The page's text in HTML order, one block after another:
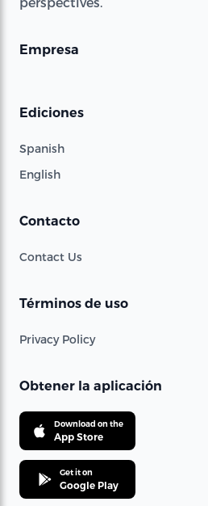
Empresa
Ediciones
Spanish
English
Contacto
Contact Us
Términos de uso
Privacy Policy
Obtener la aplicación
Download on the
App Store
Get it on
Google Play